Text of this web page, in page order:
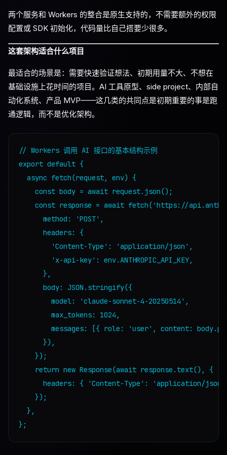
两个服务和 Workers 的整合是原生支持的，不需要额外的权限
配置或 SDK 初始化，代码量比自己搭要少很多。
这套架构适合什么项目
最适合的场景是：需要快速验证想法、初期用量不大、不想在
基础设施上花时间的项目。AI 工具原型、side project、内部自
动化系统、产品 MVP——这几类的共同点是初期重要的事是跑
通逻辑，而不是优化架构。
// Workers 调用 AI 接口的基本结构示例
export default {
  async fetch(request, env) {
    const body = await request.json();
const response = await fetch('https://
      method: 'POST',
      headers: {
        'Content-Type': 'application/json',
        'x-api-key': env.ANTHROPIC_API_KEY,
      },
      body: JSON.stringify({
        model: 'claude-sonnet-4-20250514',
        max_tokens: 1024,
messages: [{ role: 'user', content:
      }),
    });
    return new Response(await response.text(), {
headers: { 'Content-Type': 'application/
    });
  },